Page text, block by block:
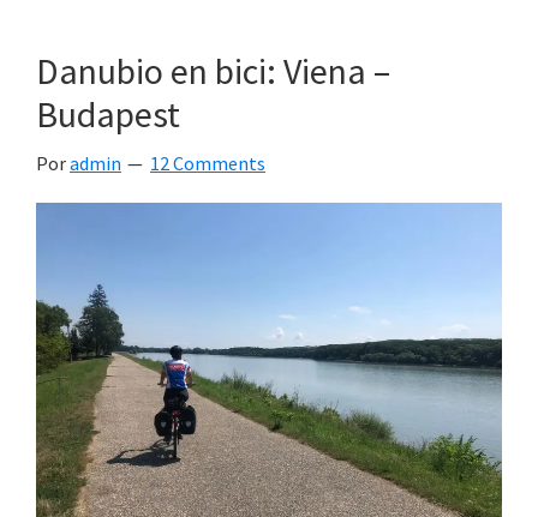
Danubio en bici: Viena –
Budapest
Poradmin 12 Comments